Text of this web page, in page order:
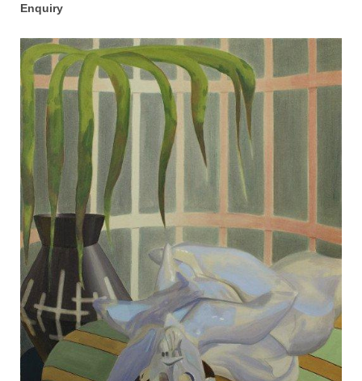
Enquiry